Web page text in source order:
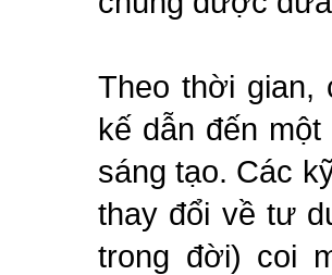
Theo thời gian,
kế dẫn đến
sáng tạo. Các
thay đổi về tư
trong đời) coi